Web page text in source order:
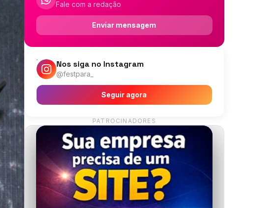
Fale com a redação
Enviar mensagem
Nos siga no Instagram
@festpara_
Seguir agora
PATROCINADORES